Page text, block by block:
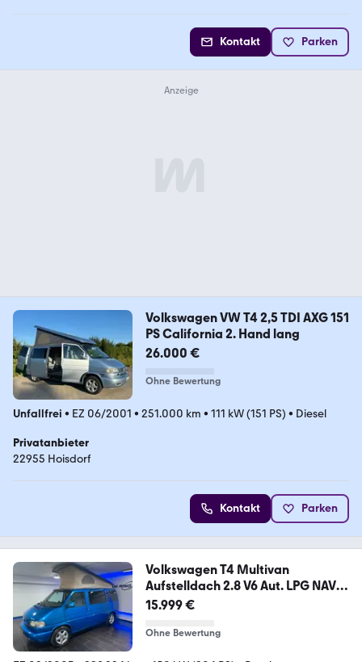
Kontakt Parken
Volkswagen VW T4 2,5 TDI AXG 151
PS California 2. Hand lang
26.000 €
Ohne Bewertung
Unfallfrei • EZ 06/2001 • 251.000 km • 111 kW (151 PS) • Diesel
Privatanbieter
22955 Hoisdorf
Kontakt Parken
Volkswagen T4 Multivan
Aufstelldach 2.8 V6 Aut. LPG NAV
AHK
15.999 €
Ohne Bewertung